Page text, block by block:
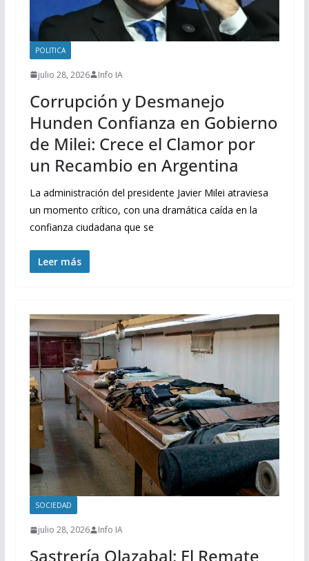
POLITICA
julio 28, 2026 Info IA
Corrupción y Desmanejo
Hunden Confianza en Gobierno
de Milei: Crece el Clamor por
un Recambio en Argentina
La administración del presidente Javier Milei atraviesa
un momento crítico, con una dramática caída en la
confianza ciudadana que se
Leer más
SOCIEDAD
julio 28, 2026 Info IA
Sastrería Olazabal: El Remate